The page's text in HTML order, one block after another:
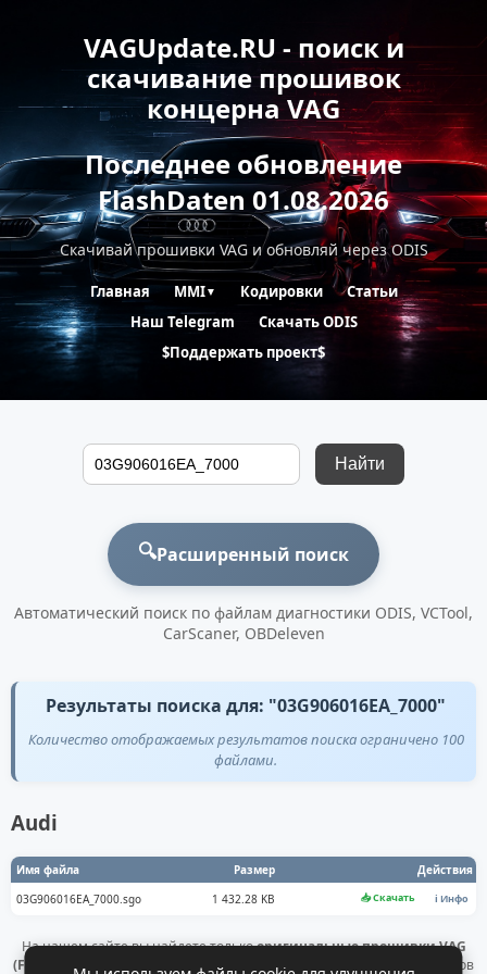
VAGUpdate.RU - поиск и
скачивание прошивок
концерна VAG
Последнее обновление
FlashDaten 01.08.2026
Скачивай прошивки VAG и обновляй через ODIS
Главная MMI▼ Кодировки
Статьи
Наш Telegram
Скачать ODIS
$Поддержать проект$
Найти
🔍Расширенный поиск
Автоматический поиск по файлам диагностики ODIS, VCTool,
CarScaner, OBDeleven
Результаты поиска для: "03G906016EA_7000"
Количество отображаемых результатов поиска ограничено 100
файлами.
Audi
Имя файла Размер
Действия
03G906016EA_7000.sgo
1 432.28 KB 📥 Скачать ℹ️ Инфо
На нашем сайте вы найдете толькооригинальные прошивки VAG
(Flashdaten)
. Все файлы получены напрямую с официальных серверов